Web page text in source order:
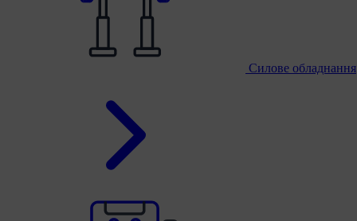
Силове обладнання